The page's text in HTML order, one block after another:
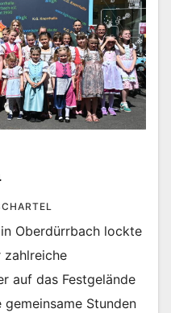
Oberdürrbach lockte
zahlreiche
auf das Festgelände
Stunden